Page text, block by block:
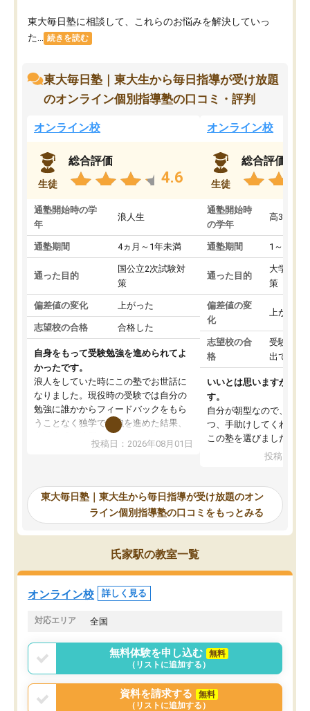
東大毎日塾に相談して、これらのお悩みを解決していっ
た...
続きを読む
東大毎日塾｜東大生から毎日指導が受け放題
のオンライン個別指導塾の口コミ・評判
オンライン校
生徒
総合評価
4.6
通塾開始時の学
年
浪人生
通塾期間 4ヵ月～1年未満
通った目的
国公立2次試験対
策
偏差値の変化 上がった
志望校の合格 合格した
自身をもって受験勉強を進められてよ
かったです。
浪人をしていた時にこの塾でお世話に
なりました。現役時の受験では自分の
勉強に誰かからフィードバックをもら
うことなく独学で勉強を進めた結果、
入試本番に地歴の学習が間に合わず不
合格となってしまいました。その経験
東大毎日塾にたどり着きました。学習
の長期計画や日々の勉強のやり方につ
いて客観的なアドバイスをいただけた
ので、自信をもって受験勉強を進める
ことができました。自分のように勉強
のやり方や進捗管理で苦労している方
には特におすすめしたい塾です。
投稿日：2026年08月01日
オンライン校
生徒
総合評価
通塾開始時
の学年
高3
通塾期間 1～3ヵ月
通った目的
大学入学
策
偏差値の変
化
上がった
志望校の合
格
受験して
出ていな
いいとは思いますが、料
す。
自分が朝型なので、自習
つ、手助けしてくれる設
この塾を選びました。
投稿日：
東大毎日塾｜東大生から毎日指導が受け放題のオン
ライン個別指導塾の口コミをもっとみる
氏家駅の教室一覧
オンライン校 詳しく見る
対応エリア 全国
無料体験を申し込む
無料
（リストに追加する）
資料を請求する
無料
（リストに追加する）